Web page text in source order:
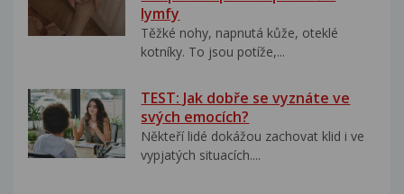
lymfy
Těžké nohy, napnutá kůže, oteklé
kotníky. To jsou potíže,...
TEST: Jak dobře se vyznáte ve
svých emocích?
Někteří lidé dokážou zachovat klid i ve
vypjatých situacích....